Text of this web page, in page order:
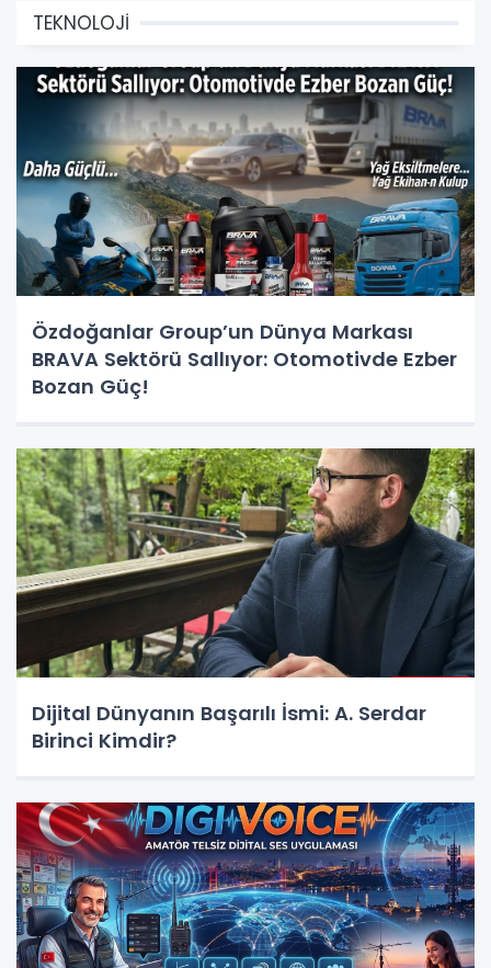
TEKNOLOJİ
Özdoğanlar Group’un Dünya Markası
BRAVA Sektörü Sallıyor: Otomotivde Ezber
Bozan Güç!
Dijital Dünyanın Başarılı İsmi: A. Serdar
Birinci Kimdir?